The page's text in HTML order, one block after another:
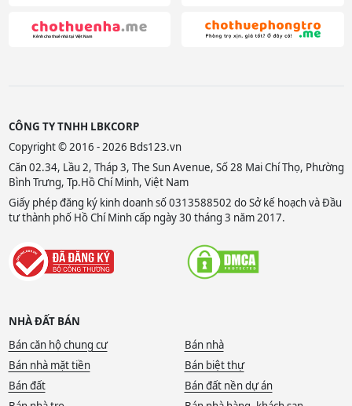
CÔNG TY TNHH LBKCORP
Copyright © 2016 - 2026 Bds123.vn
Căn 02.34, Lầu 2, Tháp 3, The Sun Avenue, Số 28 Mai Chí Thọ, Phường
Bình Trưng, Tp.Hồ Chí Minh, Việt Nam
Giấy phép đăng ký kinh doanh số 0313588502 do Sở kế hoạch và Đầu
tư thành phố Hồ Chí Minh cấp ngày 30 tháng 3 năm 2017.
NHÀ ĐẤT BÁN
Bán căn hộ chung cư
Bán nhà
Bán nhà mặt tiền
Bán biệt thự
Bán đất
Bán đất nền dự án